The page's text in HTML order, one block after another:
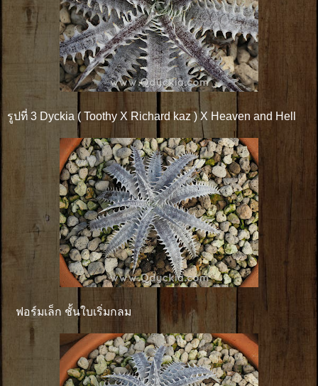
รูปที่ 3 Dyckia ( Toothy X Richard kaz ) X Heaven and Hell
ฟอร์มเล็ก ชั้นใบเริ่มกลม